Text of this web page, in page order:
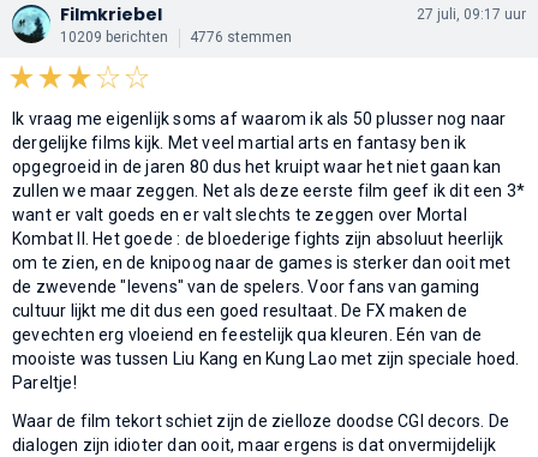
Filmkriebel
10209 berichten 4776 stemmen
27 juli, 09:17 uur
Ik vraag me eigenlijk soms af waarom ik als 50 plusser nog naar
dergelijke films kijk. Met veel martial arts en fantasy ben ik
opgegroeid in de jaren 80 dus het kruipt waar het niet gaan kan
zullen we maar zeggen. Net als deze eerste film geef ik dit een 3*
want er valt goeds en er valt slechts te zeggen over Mortal
Kombat II. Het goede : de bloederige fights zijn absoluut heerlijk
om te zien, en de knipoog naar de games is sterker dan ooit met
de zwevende "levens" van de spelers. Voor fans van gaming
cultuur lijkt me dit dus een goed resultaat. De FX maken de
gevechten erg vloeiend en feestelijk qua kleuren. Eén van de
mooiste was tussen Liu Kang en Kung Lao met zijn speciale hoed.
Pareltje!
Waar de film tekort schiet zijn de zielloze doodse CGI decors. De
dialogen zijn idioter dan ooit, maar ergens is dat onvermijdelijk